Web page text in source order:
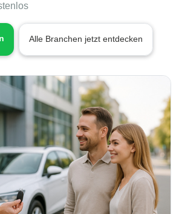
Alle Branchen jetzt entdecken